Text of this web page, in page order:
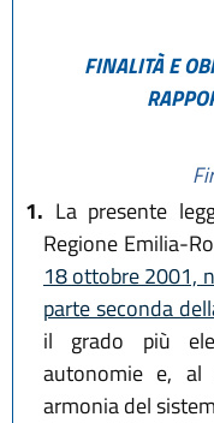
FINALITÀ E
1. La presente
Regione Emilia-
18 ottobre 2001,
parte seconda
il grado più
autonomie e,
armonia del